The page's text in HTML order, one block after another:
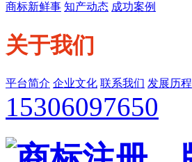
商标新鲜事 知产动态 成功案例
关于我们
平台简介 企业文化 联系我们 发展历程
15306097650